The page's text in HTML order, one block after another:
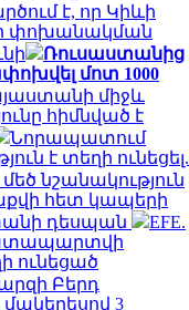
է, որ Կիևի
փոխանակման
Ռուսաստանից
մոտ 1000
միջև
հիմնված է
Նորապատում
է տեղի ունեցել.
նշանակություն
հետ կապերի
դեսպան
EFE.
ունեցած
Բերդ
3